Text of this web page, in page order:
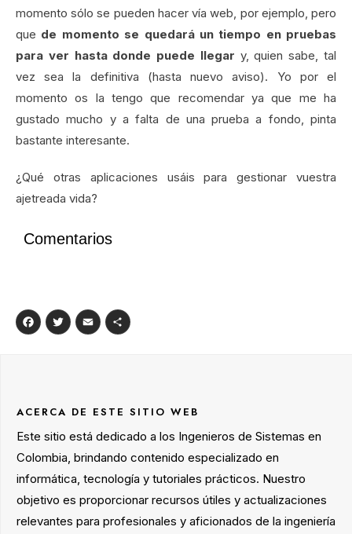
momento sólo se pueden hacer vía web, por ejemplo, pero
que de momento se quedará un tiempo en pruebas
para ver hasta donde puede llegar y, quien sabe, tal
vez sea la definitiva (hasta nuevo aviso). Yo por el
momento os la tengo que recomendar ya que me ha
gustado mucho y a falta de una prueba a fondo, pinta
bastante interesante.
¿Qué otras aplicaciones usáis para gestionar vuestra
ajetreada vida?
Comentarios
Facebook
Twitter
Email
ACERCA DE ESTE SITIO WEB
Este sitio está dedicado a los Ingenieros de Sistemas en
Colombia, brindando contenido especializado en
informática, tecnología y tutoriales prácticos. Nuestro
objetivo es proporcionar recursos útiles y actualizaciones
relevantes para profesionales y aficionados de la ingeniería